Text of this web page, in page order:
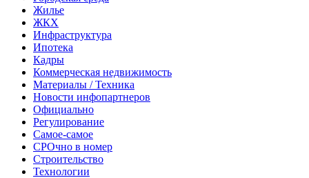
Жилье
ЖКХ
Инфраструктура
Ипотека
Кадры
Коммерческая недвижимость
Материалы / Техника
Новости инфопартнеров
Официально
Регулирование
Самое-самое
СРОчно в номер
Строительство
Технологии